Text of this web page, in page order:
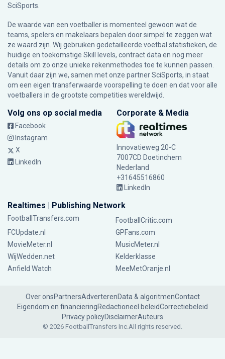
SciSports
De waarde van een voetballer is momenteel gewoon wat de
teams, spelers en makelaars bepalen door simpel te zeggen wat
ze waard zijn. Wij gebruiken gedetailleerde voetbal statistieken, de
huidige en toekomstige Skill levels, contract data en nog meer
details om zo onze unieke rekenmethodes toe te kunnen passen.
Vanuit daar zijn we, samen met onze partner SciSports, in staat
om een eigen transferwaarde voorspelling te doen en dat voor alle
voetballers in de grootste competities wereldwijd.
Volg ons op social media
Facebook
Instagram
X
LinkedIn
Corporate & Media
Innovatieweg 20-C
7007CD Doetinchem
Nederland
+31645516860
LinkedIn
Realtimes | Publishing Network
FootballTransfers.com
FootballCritic.com
FCUpdate.nl
GPFans.com
MovieMeter.nl
MusicMeter.nl
WijWedden.net
Kelderklasse
Anfield Watch
MeeMetOranje.nl
Over onsPartnersAdverterenData & algoritmenContact
Eigendom en financieringRedactioneel beleidCorrectiebeleid
Privacy policyDisclaimerAuteurs
© 2026 FootballTransfers Inc.All rights reserved.